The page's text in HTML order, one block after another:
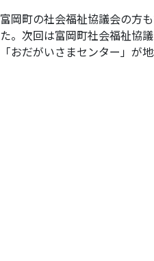
富岡町の社会福祉協議会の方
た。次回は富岡町社会福祉協
「おだがいさまセンター」が